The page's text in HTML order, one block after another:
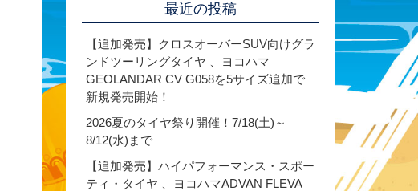
最近の投稿
【追加発売】クロスオーバーSUV向けグラ
ンドツーリングタイヤ 、ヨコハマ
GEOLANDAR CV G058を5サイズ追加で
新規発売開始！
2026夏のタイヤ祭り開催！7/18(土)～
8/12(水)まで
【追加発売】ハイパフォーマンス・スポー
ティ・タイヤ 、ヨコハマADVAN FLEVA